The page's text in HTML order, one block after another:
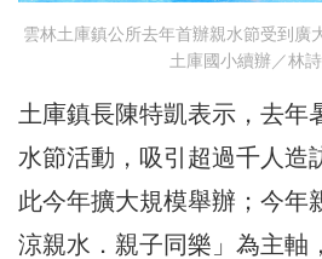
雲林土庫鎮公所去年首辦親水節受到廣
土庫國小續辦／林
土庫鎮長陳特凱表示，去年
水節活動，吸引超過千人造
此今年擴大規模舉辦；今年
涼親水．親子同樂」為主軸